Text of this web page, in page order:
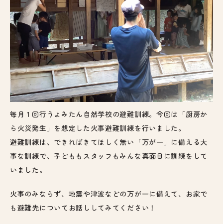
毎月１回行うよみたん自然学校の避難訓練。今回は「厨房か
ら火災発生」を想定した火事避難訓練を行いました。
避難訓練は、できればきてほしく無い「万が一」に備える大
事な訓練で、子どももスタッフもみんな真面目に訓練をして
いました。
火事のみならず、地震や津波などの万が一に備えて、お家で
も避難先についてお話ししてみてください！